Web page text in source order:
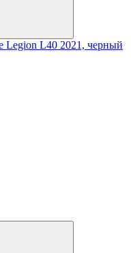
Legion L40 2021, черный